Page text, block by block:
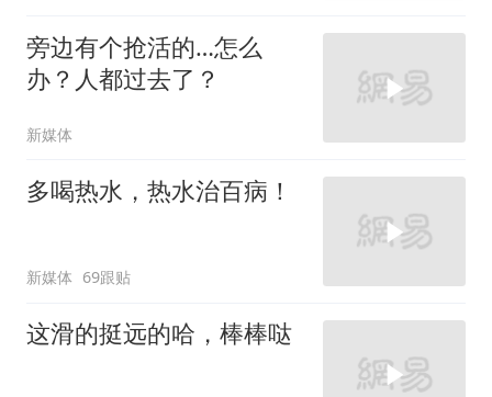
旁边有个抢活的…怎么
办？人都过去了？
新媒体
多喝热水，热水治百病！
新媒体 69跟贴
这滑的挺远的哈，棒棒哒